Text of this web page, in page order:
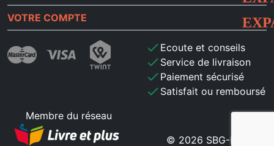
VOTRE COMPTE
check Ecoute et conseils
check Service de livraison
check Paiement sécurisé
check Satisfait ou remboursé
Membre du réseau
© 2026 SBG-MB